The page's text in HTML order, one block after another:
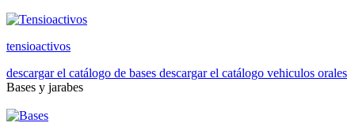
tensioactivos
descargar el catálogo de bases descargar el catálogo vehiculos orales
Bases y jarabes